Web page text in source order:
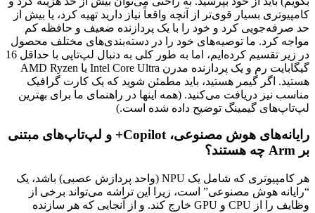
کامپیوتری بسیار قوی‌تر از آنچه واقعاً نیاز دارید تهیه کرد، یا بیش از
حد صرفه‌جویی کرد و خود را با یک پردازنده ضعیف و حافظه کم
مواجه کرد. ما توصیه‌های خود را در دسته‌بندی‌های مختلف محصول
در زیر تقسیم کرده‌ایم، اما به طور کلی به دنبال لپ‌تاپی با حداقل 16
گیگابایت رم و یک پردازنده مدرن Intel Core Ultra یا AMD Ryzen
هستید. اگر گیمر هستید، باید مطمئن شوید که یک کارت گرافیک
مناسب نیز دریافت می‌کنید. (همه اینها در راهنمای ما برای بهترین
لپ‌تاپ‌های گیمینگ توضیح داده شده است.)
رایانه‌های هوش مصنوعی، Copilot+ و لپ‌تاپ‌های مبتنی
بر Arm چه هستند؟
هر کامپیوتری که شامل یک NPU (واحد پردازش عصبی) باشد، یک
“رایانه هوش مصنوعی” است، زیرا این تراشه می‌تواند برخی از
وظایف را از CPU و GPU خارج کند. و از آنجایی که هر سازنده